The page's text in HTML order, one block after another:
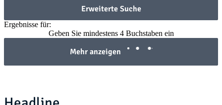
Erweiterte Suche
Ergebnisse für:
Geben Sie mindestens 4 Buchstaben ein
Mehr anzeigen